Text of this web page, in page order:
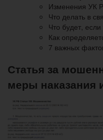
Изменения УК
Что делать в
Что будет,
Как
7 важных
Статья за
меры наказания